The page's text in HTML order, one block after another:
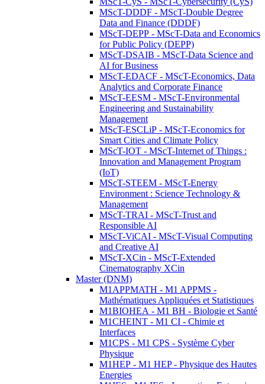
MScT-DDDF - MScT-Double Degree
Data and Finance (DDDF)
MScT-DEPP - MScT-Data and Economics
for Public Policy (DEPP)
MScT-DSAIB - MScT-Data Science and
AI for Business
MScT-EDACF - MScT-Economics, Data
Analytics and Corporate Finance
MScT-EESM - MScT-Environmental
Engineering and Sustainability
Management
MScT-ESCLiP - MScT-Economics for
Smart Cities and Climate Policy
MScT-IOT - MScT-Internet of Things :
Innovation and Management Program
(IoT)
MScT-STEEM - MScT-Energy
Environment : Science Technology &
Management
MScT-TRAI - MScT-Trust and
Responsible AI
MScT-ViCAI - MScT-Visual Computing
and Creative AI
MScT-XCin - MScT-Extended
Cinematography XCin
Master (DNM)
M1APPMATH - M1 APPMS -
Mathématiques Appliquées et Statistiques
M1BIOHEA - M1 BH - Biologie et Santé
M1CHEINT - M1 CI - Chimie et
Interfaces
M1CPS - M1 CPS - Système Cyber
Physique
M1HEP - M1 HEP - Physique des Hautes
Energies